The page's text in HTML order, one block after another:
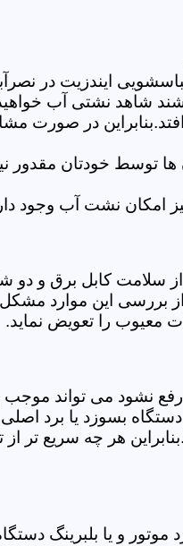
ایندزیت در
شاهد نشتی آب
در صورت
ها توسط خودتان
امکان نشت آب وجود
کابل برق و دو
این موارد مشکل
معیوب را تعویض نماید.
رفع نشود می تواند
بسوزد یا برد
هر چه سریع تر از
و یا بلبرینگ دستگاه